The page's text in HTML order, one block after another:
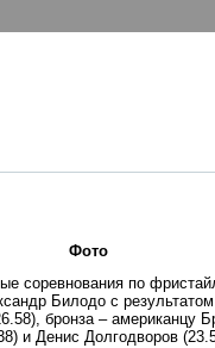
Фото
соревнования по
Билодо с
бронза – американцу
и Денис Долгодворов